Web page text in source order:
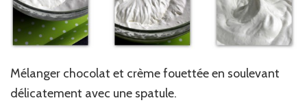
Mélanger chocolat et crème fouettée en soulevant
délicatement avec une spatule.